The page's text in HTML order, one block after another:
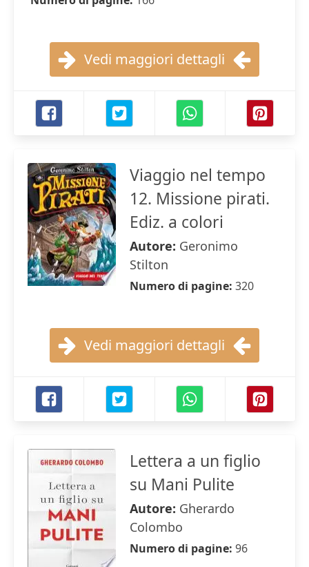
Vedi maggiori dettagli
Viaggio nel tempo
12. Missione pirati.
Ediz. a colori
Autore: Geronimo
Stilton
Numero di pagine: 320
Vedi maggiori dettagli
Lettera a un figlio
su Mani Pulite
Autore: Gherardo
Colombo
Numero di pagine: 96